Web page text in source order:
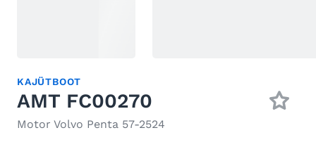
KAJÜTBOOT
AMT FC00270
Motor Volvo Penta 57-2524